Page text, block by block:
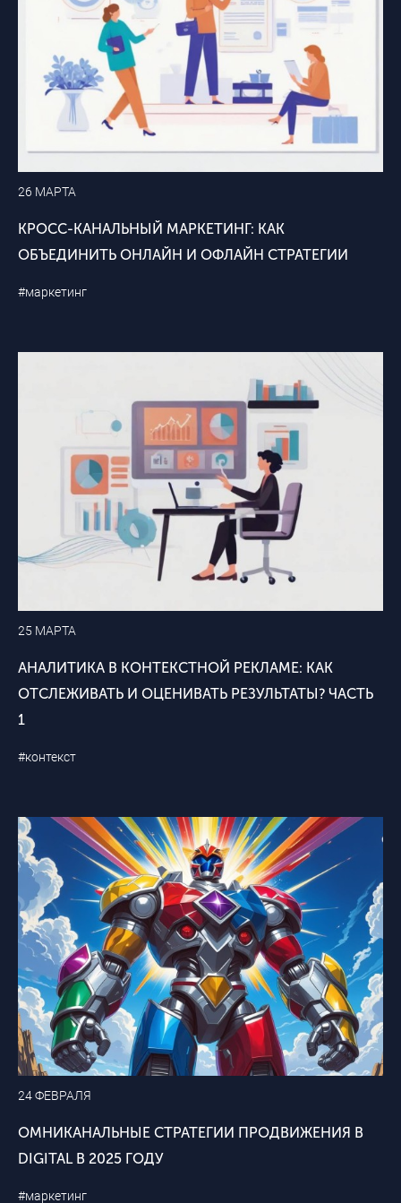
26 МАРТА
КРОСС-КАНАЛЬНЫЙ МАРКЕТИНГ: КАК
ОБЪЕДИНИТЬ ОНЛАЙН И ОФЛАЙН СТРАТЕГИИ
#маркетинг
25 МАРТА
АНАЛИТИКА В КОНТЕКСТНОЙ РЕКЛАМЕ: КАК
ОТСЛЕЖИВАТЬ И ОЦЕНИВАТЬ РЕЗУЛЬТАТЫ? ЧАСТЬ
1
#контекст
24 ФЕВРАЛЯ
ОМНИКАНАЛЬНЫЕ СТРАТЕГИИ ПРОДВИЖЕНИЯ В
DIGITAL В 2025 ГОДУ
#маркетинг